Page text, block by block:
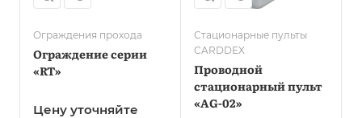
Ограждения прохода
Ограждение серии
«RT»
Цену уточняйте
Стационарные пульты
CARDDEX
Проводной
стационарный пульт
«AG-02»